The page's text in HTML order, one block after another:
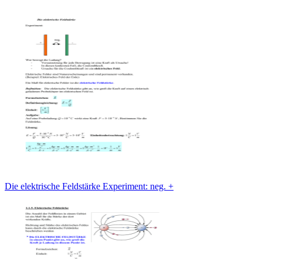
Die elektrische Feldstärke Experiment: neg. +